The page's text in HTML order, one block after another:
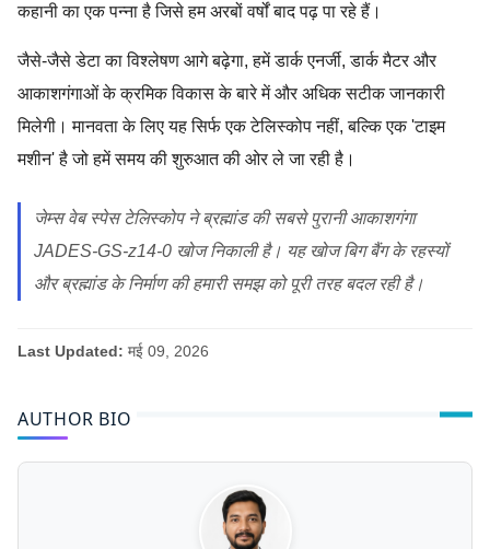
कहानी का एक पन्ना है जिसे हम अरबों वर्षों बाद पढ़ पा रहे हैं।
जैसे-जैसे डेटा का विश्लेषण आगे बढ़ेगा, हमें डार्क एनर्जी, डार्क मैटर और
आकाशगंगाओं के क्रमिक विकास के बारे में और अधिक सटीक जानकारी
मिलेगी। मानवता के लिए यह सिर्फ एक टेलिस्कोप नहीं, बल्कि एक 'टाइम
मशीन' है जो हमें समय की शुरुआत की ओर ले जा रही है।
जेम्स वेब स्पेस टेलिस्कोप ने ब्रह्मांड की सबसे पुरानी आकाशगंगा
JADES-GS-z14-0 खोज निकाली है। यह खोज बिग बैंग के रहस्यों
और ब्रह्मांड के निर्माण की हमारी समझ को पूरी तरह बदल रही है।
Last Updated: मई 09, 2026
AUTHOR BIO